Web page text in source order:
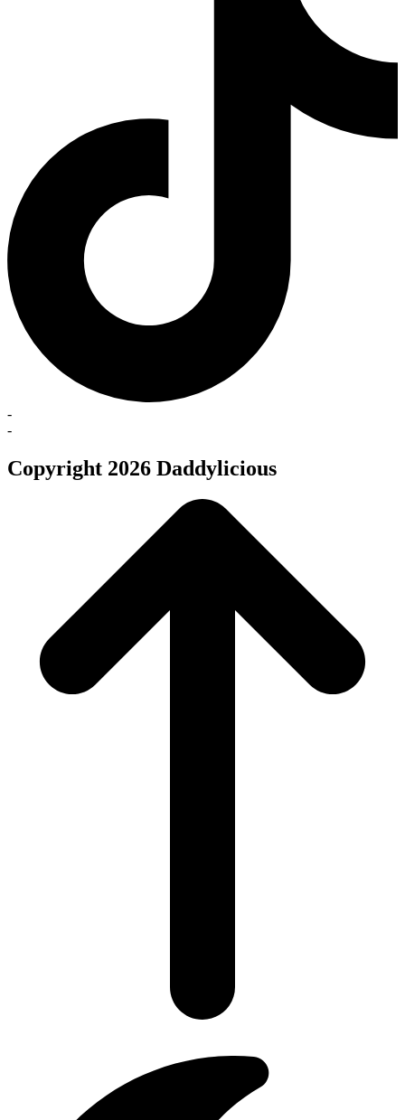
-
-
Copyright 2026 Daddylicious